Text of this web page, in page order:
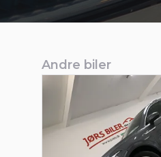
Andre biler